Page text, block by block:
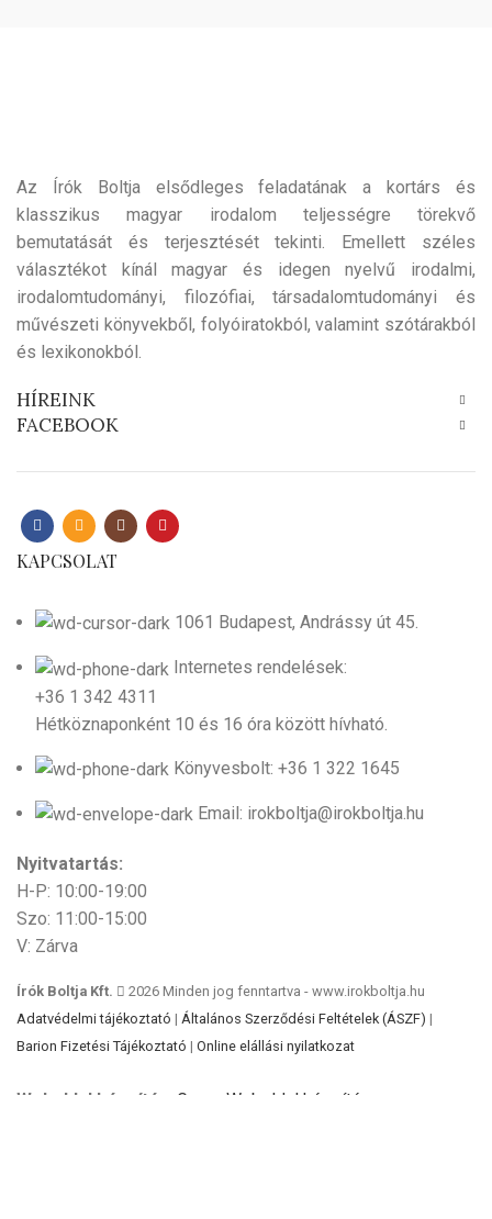
Az Írók Boltja elsődleges feladatának a kortárs és
klasszikus magyar irodalom teljességre törekvő
bemutatását és terjesztését tekinti. Emellett széles
választékot kínál magyar és idegen nyelvű irodalmi,
irodalomtudományi, filozófiai, társadalomtudományi és
művészeti könyvekből, folyóiratokból, valamint szótárakból
és lexikonokból.
HÍREINK
FACEBOOK
KAPCSOLAT
1061 Budapest, Andrássy út 45.
Internetes rendelések:
+36 1 342 4311
Hétköznaponként 10 és 16 óra között hívható.
Könyvesbolt: +36 1 322 1645
Email: irokboltja@irokboltja.hu
Nyitvatartás:
H-P: 10:00-19:00
Szo: 11:00-15:00
V: Zárva
Írók Boltja Kft.
2026 Minden jog fenntartva - www.irokboltja.hu
Adatvédelmi tájékoztató | Általános Szerződési Feltételek (ÁSZF) |
Barion Fizetési Tájékoztató | Online elállási nyilatkozat
Weboldal készítés Gyors Weboldal készítés